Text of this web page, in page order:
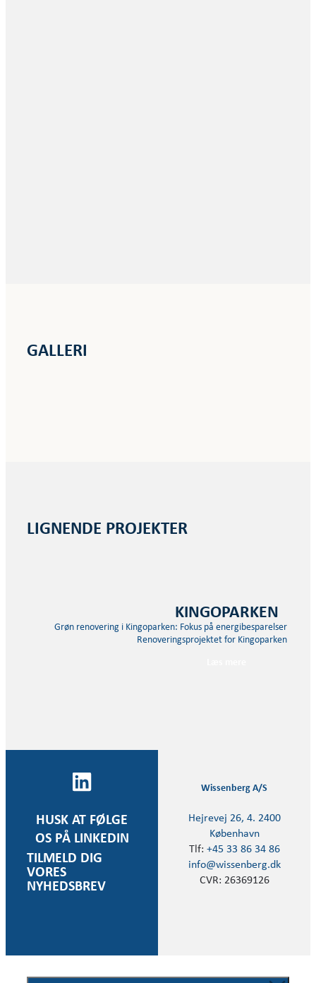
GALLERI
LIGNENDE PROJEKTER
KINGOPARKEN
Grøn renovering i Kingoparken: Fokus på energibesparelser og
Renoveringsprojektet for Kingoparken er en…
HUSK AT FØLGE
OS PÅ LINKEDIN
TILMELD DIG
VORES
NYHEDSBREV
Wissenberg A/S
Hejrevej 26, 4. 2400
København
Tlf: +45 33 86 34 86
info@wissenberg.dk
CVR: 26369126